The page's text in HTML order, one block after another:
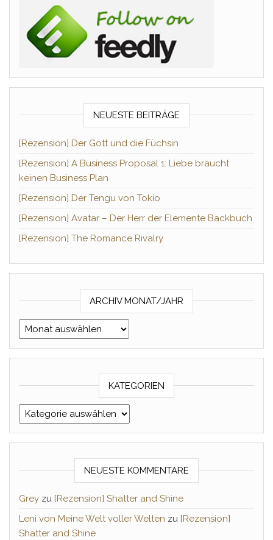
NEUESTE BEITRÄGE
[Rezension] Der Gott und die Füchsin
[Rezension] A Business Proposal 1: Liebe braucht
keinen Business Plan
[Rezension] Der Tengu von Tokio
[Rezension] Avatar – Der Herr der Elemente Backbuch
[Rezension] The Romance Rivalry
ARCHIV MONAT/JAHR
Archiv Monat/Jahr
KATEGORIEN
Kategorien
NEUESTE KOMMENTARE
Grey zu [Rezension] Shatter and Shine
Leni von Meine Welt voller Welten zu [Rezension]
Shatter and Shine